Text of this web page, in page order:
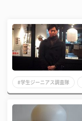
#学生ジーニアス調査隊